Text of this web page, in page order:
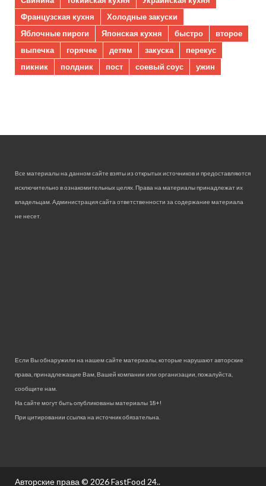
Французская кухня
Холодные закуски
Яблочные пироги
Японская кухня быстро
второе
выпечка
горячее детям закуска
перекус
пикник
полдник пост соевый соус ужин
Все материалы на данном сайте взяты из открытых источников и предоставляются
исключительно в ознакомительных целях. Права на материалы принадлежат их
владельцам. Администрация сайта ответственности за содержание материала
не несет.
Если Вы обнаружили на нашем сайте материалы, которые нарушают авторские
права, принадлежащие Вам, Вашей компании или организации, пожалуйста,
сообщите нам.
На сайте могут быть опубликованы материалы 18+!
При цитировании ссылка на источник обязательна.
Авторские права © 2026FastFood 24..